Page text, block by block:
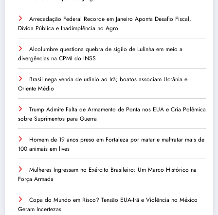
Arrecadação Federal Recorde em Janeiro Aponta Desafio Fiscal,
Dívida Pública e Inadimplência no Agro
Alcolumbre questiona quebra de sigilo de Lulinha em meio a
divergências na CPMI do INSS
Brasil nega venda de urânio ao Irã; boatos associam Ucrânia e
Oriente Médio
Trump Admite Falta de Armamento de Ponta nos EUA e Cria Polêmica
sobre Suprimentos para Guerra
Homem de 19 anos preso em Fortaleza por matar e maltratar mais de
100 animais em lives
Mulheres Ingressam no Exército Brasileiro: Um Marco Histórico na
Força Armada
Copa do Mundo em Risco? Tensão EUA-Irã e Violência no México
Geram Incertezas